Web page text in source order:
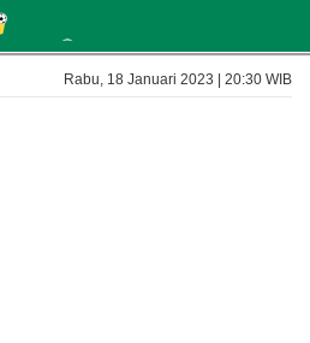
Rabu, 18 Januari 2023 | 20:30 WIB